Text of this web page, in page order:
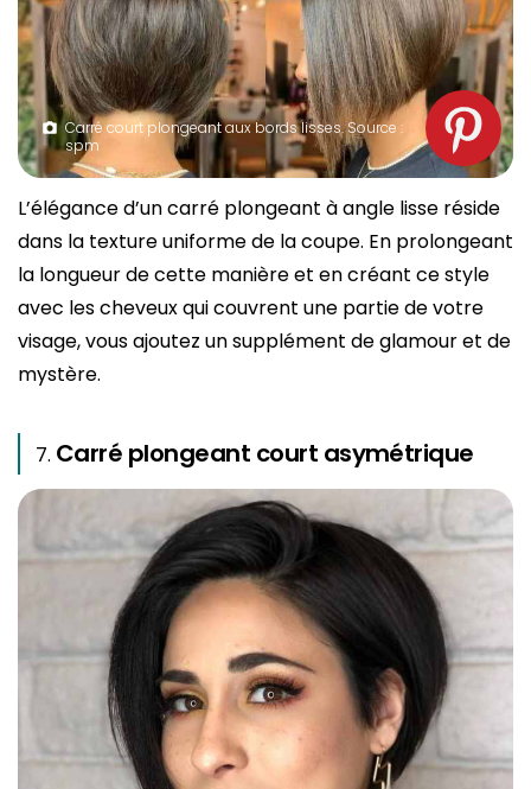
Carré court plongeant aux bords lisses. Source :
spm
L’élégance d’un carré plongeant à angle lisse réside
dans la texture uniforme de la coupe. En prolongeant
la longueur de cette manière et en créant ce style
avec les cheveux qui couvrent une partie de votre
visage, vous ajoutez un supplément de glamour et de
mystère.
Carré plongeant court asymétrique